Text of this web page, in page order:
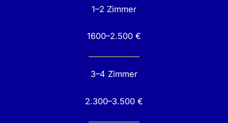
1–2 Zimmer
1600–2.500 €
3–4 Zimmer
2.300–3.500 €